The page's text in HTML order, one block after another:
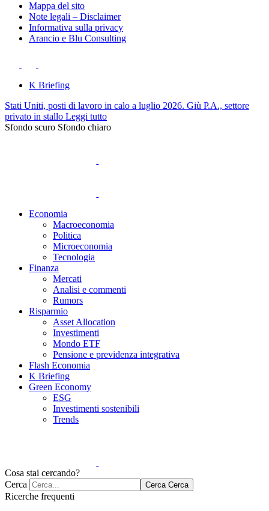
Mappa del sito
Note legali – Disclaimer
Informativa sulla privacy
Arancio e Blu Consulting
K Briefing
Stati Uniti, posti di lavoro in calo a luglio 2026. Giù P.A., settore
privato in stallo Leggi tutto
Sfondo scuro Sfondo chiaro
Economia
Macroeconomia
Politica
Microeconomia
Tecnologia
Finanza
Mercati
Analisi e commenti
Rumors
Risparmio
Asset Allocation
Investimenti
Mondo ETF
Pensione e previdenza integrativa
Flash Economia
K Briefing
Green Economy
ESG
Investimenti sostenibili
Trends
Cosa stai cercando?
Cerca
Cerca Cerca
Ricerche frequenti